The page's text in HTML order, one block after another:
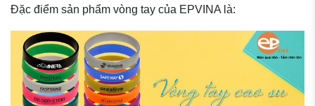
Đặc điểm sản phẩm vòng tay của EPVINA là: